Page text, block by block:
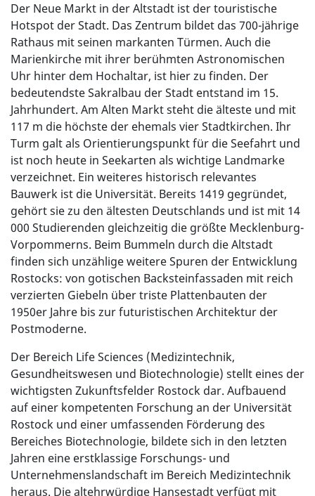
Der Neue Markt in der Altstadt ist der touristische
Hotspot der Stadt. Das Zentrum bildet das 700-jährige
Rathaus mit seinen markanten Türmen. Auch die
Marienkirche mit ihrer berühmten Astronomischen
Uhr hinter dem Hochaltar, ist hier zu finden. Der
bedeutendste Sakralbau der Stadt entstand im 15.
Jahrhundert. Am Alten Markt steht die älteste und mit
117 m die höchste der ehemals vier Stadtkirchen. Ihr
Turm galt als Orientierungspunkt für die Seefahrt und
ist noch heute in Seekarten als wichtige Landmarke
verzeichnet. Ein weiteres historisch relevantes
Bauwerk ist die Universität. Bereits 1419 gegründet,
gehört sie zu den ältesten Deutschlands und ist mit 14
000 Studierenden gleichzeitig die größte Mecklenburg-
Vorpommerns. Beim Bummeln durch die Altstadt
finden sich unzählige weitere Spuren der Entwicklung
Rostocks: von gotischen Backsteinfassaden mit reich
verzierten Giebeln über triste Plattenbauten der
1950er Jahre bis zur futuristischen Architektur der
Postmoderne.
Der Bereich Life Sciences (Medizintechnik,
Gesundheitswesen und Biotechnologie) stellt eines der
wichtigsten Zukunftsfelder Rostock dar. Aufbauend
auf einer kompetenten Forschung an der Universität
Rostock und einer umfassenden Förderung des
Bereiches Biotechnologie, bildete sich in den letzten
Jahren eine erstklassige Forschungs- und
Unternehmenslandschaft im Bereich Medizintechnik
heraus. Die altehrwürdige Hansestadt verfügt mit